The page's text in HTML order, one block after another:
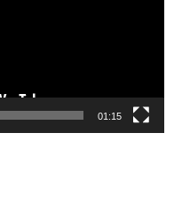
01:15